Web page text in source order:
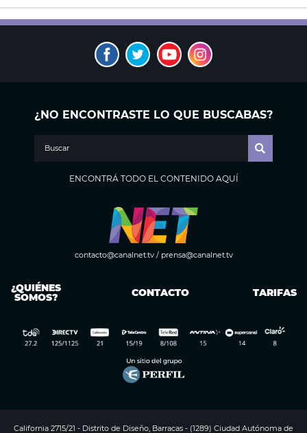
¿NO ENCONTRASTE LO QUE BUSCABAS?
ENCONTRÁ TODO EL CONTENIDO AQUÍ
contacto@canalnet.tv/ prensa@canalnet.tv
¿QUIÉNES
SOMOS? CONTACTO TARIFAS
California 2715/21 - Distrito de Diseño, Barracas - (1289) Ciudad Autónoma de